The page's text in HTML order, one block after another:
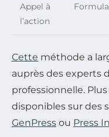
Appel à
l’action
Cette méthode a
auprès des experts
professionnelle.
disponibles sur des
GenPress ou Press